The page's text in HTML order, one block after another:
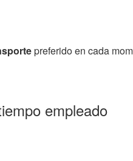
preferido en cada
empleado